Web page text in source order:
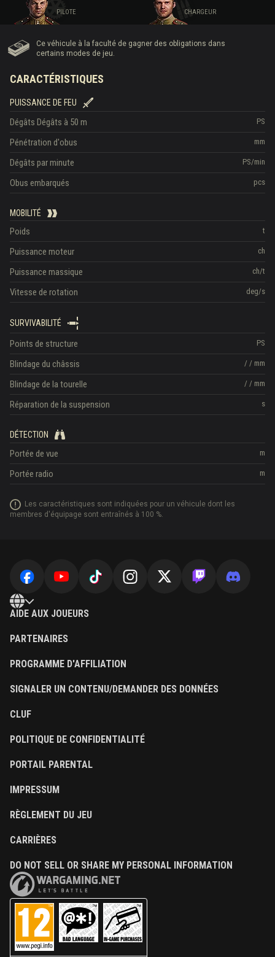
PILOTE CHARGEUR
Ce véhicule à la faculté de gagner des obligations dans
certains modes de jeu.
CARACTÉRISTIQUES
PUISSANCE DE FEU
PS
Dégâts Dégâts à 50 m
mm
Pénétration d'obus
PS/min
Dégâts par minute
pcs
Obus embarqués
MOBILITÉ
t
Poids
ch
Puissance moteur
ch/t
Puissance massique
deg/s
Vitesse de rotation
SURVIVABILITÉ
PS
Points de structure
/ / mm
Blindage du châssis
/ / mm
Blindage de la tourelle
s
Réparation de la suspension
DÉTECTION
m
Portée de vue
m
Portée radio
Les caractéristiques sont indiquées pour un véhicule dont les
membres d'équipage sont entraînés à 100 %.
AIDE AUX JOUEURS
PARTENAIRES
PROGRAMME D'AFFILIATION
SIGNALER UN CONTENU/DEMANDER DES DONNÉES
CLUF
POLITIQUE DE CONFIDENTIALITÉ
PORTAIL PARENTAL
IMPRESSUM
RÈGLEMENT DU JEU
CARRIÈRES
DO NOT SELL OR SHARE MY PERSONAL INFORMATION